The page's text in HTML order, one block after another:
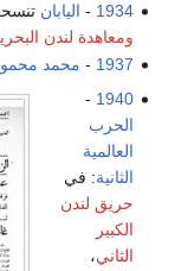
1934
- اليابان
ومعاهدة لندن
1937
- محمد
1940
-
الحرب
العالمية
الثانية: في
حريق لندن
الكبير
الثاني،